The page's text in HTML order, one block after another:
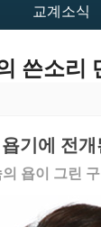
교계소식
쓴소리
기에 전
욥이 그린